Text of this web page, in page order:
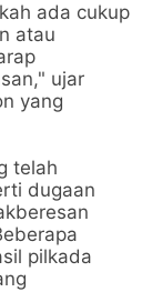
ada cukup
atau
ujar
yang
telah
dugaan
pilkada